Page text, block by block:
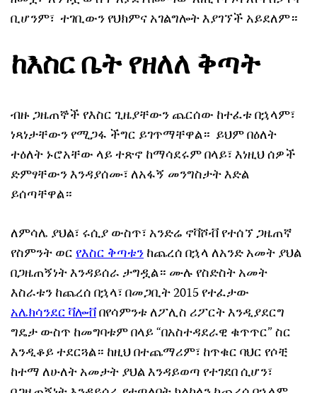
ቢሆንም፣ ተገቢውን የህክምና አገልግሎት እያገኘች አይደለም።
ከእስር ቤት የዘለለ ቅጣት
ብዙ ጋዜጠኞች የእስር ጊዜያቸውን ጨርሰው ከተፈቱ በኋላም፣
ነጻነታቸውን የሚጋፋ ችግር ይገጥማቸዋል። ይህም በዕለት
ተዕለት ኑሮአቸው ላይ ተጽኖ ከማሳደሩም በላይ፣ እነዚህ ሰዎች
ድምፃቸውን እንዳያሰሙ፣ ለአፋኝ መንግስታት እድል
ይሰጣቸዋል።
ለምሳሌ ያህል፣ ሩሲያ ውስጥ፣ አንድሬ ኖቫሾቭ የተሰኘ ጋዜጠኛ
የስምንት ወርየእስር ቅጣቱንከጨረሰ በኋላ ለአንድ አመት ያህል
በጋዜጠኝነት እንዳይሰራ ታግዷል። ሙሉ የስድስት አመት
እስራቱን ከጨረሰ በኋላ፣ በመጋቢት 2015 የተፈታው
አሌክሳንደር ቫሎቭበየሳምንቱ ለፖሊስ ሪፖርት እንዲያደርግ
ግዴታ ውስጥ ከመግባቱም በላይ “በአስተዳደራዊ ቁጥጥር” ስር
እንዲቆይ ተደርጓል። ከዚህ በተጨማሪም፣ ከጥቁር ባህር የሶቺ
ከተማ ለሁለት አመታት ያህል እንዳይወጣ የተገደበ ሲሆን፣